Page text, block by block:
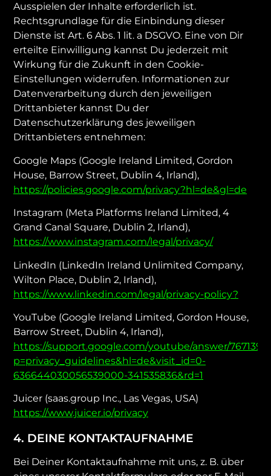
Ausspielen der Inhalte erforderlich ist.
Rechtsgrundlage für die Einbindung dieser
Dienste ist Art. 6 Abs. 1 lit. a DSGVO. Eine von Dir
erteilte Einwilligung kannst Du jederzeit mit
Wirkung für die Zukunft in den Cookie-
Einstellungen widerrufen. Informationen zur
Datenverarbeitung durch den jeweiligen
Drittanbieter kannst Du der
Datenschutzerklärung des jeweiligen
Drittanbieters entnehmen:
Google Maps (Google Ireland Limited, Gordon
House, Barrow Street, Dublin 4, Irland),
https://policies.google.com/privacy?hl=de&gl=de
Instagram (Meta Platforms Ireland Limited, 4
Grand Canal Square, Dublin 2, Irland),
https://www.instagram.com/legal/privacy/
LinkedIn (LinkedIn Ireland Unlimited Company,
Wilton Place, Dublin 2, Irland),
https://www.linkedin.com/legal/privacy-policy?
YouTube (Google Ireland Limited, Gordon House,
Barrow Street, Dublin 4, Irland),
https://support.google.com/youtube/answer/
p=privacy_guidelines&hl=de&visit_id=0-
636644030056539000-341535836&rd=1
Juicer (saas.group Inc., Las Vegas, USA)
https://www.juicer.io/privacy
4. DEINE KONTAKTAUFNAHME
Bei Deiner Kontaktaufnahme mit uns, z. B. über